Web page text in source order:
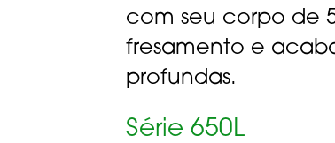
com seu corpo de
fresamento e
profundas.
Série 650L